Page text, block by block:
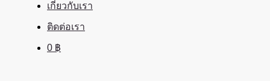
เกี่ยวกับเรา
ติดต่อเรา
0 ฿